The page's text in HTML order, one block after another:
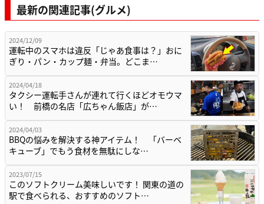
最新の関連記事(グルメ)
2024/12/09
運転中のスマホは違反「じゃあ食事は？」おに
ぎり・パン・カップ麺・弁当。どこま…
2024/04/18
タクシー運転手さんが連れて行くほどオモウマ
い！ 前橋の名店「広ちゃん飯店」が…
2024/04/03
BBQの悩みを解決する神アイテム！ 「バーベ
キューブ」でもう食材を無駄にしな…
2023/07/15
このソフトクリーム美味しいです！ 関東の道の
駅で食べられる、おすすめのソフト…